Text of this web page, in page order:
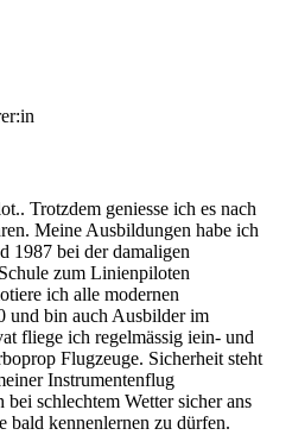
Trotzdem geniesse ich es nach
Meine Ausbildungen habe ich
1987 bei der damaligen
zum Linienpiloten
ich alle modernen
und bin auch Ausbilder im
fliege ich regelmässig iein- und
Flugzeuge. Sicherheit steht
Instrumentenflug
schlechtem Wetter sicher ans
bald kennenlernen zu dürfen.